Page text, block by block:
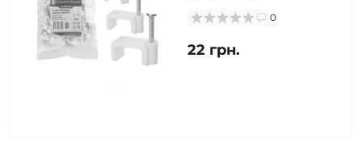
0
22 грн.